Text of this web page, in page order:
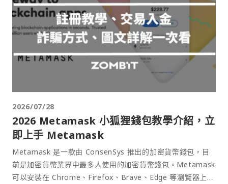
2026/07/28
2026 Metamask 小狐狸錢包教學介紹，立
即上手 Metamask
Metamask 是一款由 ConsenSys 推出的加密貨幣錢包，目
前是加密貨幣業界中最多人使用的加密貨幣錢包。Metamask
可以安裝在 Chrome、Firefox、Brave、Edge 等瀏覽器上作